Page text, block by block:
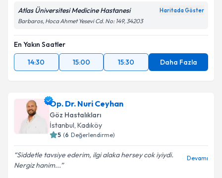
Atlas Üniversitesi Medicine Hastanesi Haritada Göster
Barbaros, Hoca Ahmet Yesevi Cd. No: 149, 34203
En Yakın Saatler
14:30
15:00 15:30 Daha Fazla
Op. Dr. Nuri Ceyhan
Göz Hastalıkları
İstanbul, Kadıköy
5 (6 Değerlendirme)
Siddetle tavsiye ederim, ilgi alaka hersey cok iyiydi.
Nergiz hanim...
Devamı